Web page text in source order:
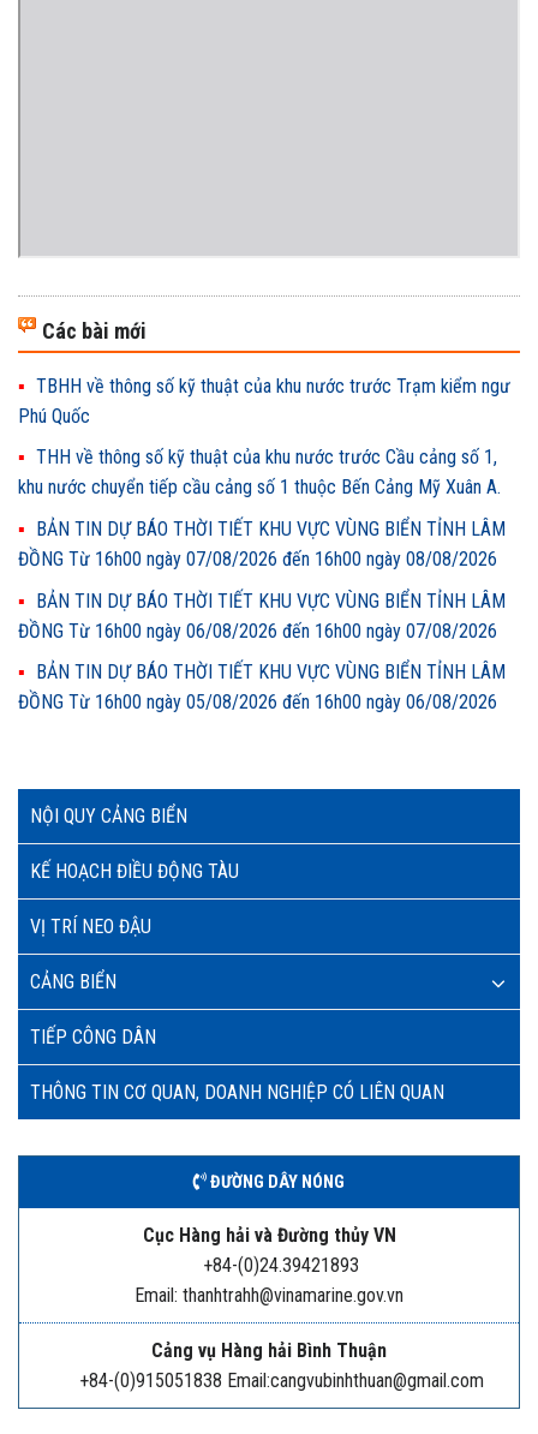
NỘI QUY CẢNG BIỂN
KẾ HOẠCH ĐIỀU ĐỘNG TÀU
VỊ TRÍ NEO ĐẬU
CẢNG BIỂN
TIẾP CÔNG DÂN
THÔNG TIN CƠ QUAN, DOANH NGHIỆP CÓ LIÊN QUAN
ĐƯỜNG DÂY NÓNG
Cục Hàng hải và Đường thủy VN
+84-(0)24.39421893
Email: thanhtrahh@vinamarine.gov.vn
Cảng vụ Hàng hải Bình Thuận
+84-(0)915051838 Email:cangvubinhthuan@gmail.com
Các bài mới
TBHH về thông số kỹ thuật của khu nước trước Trạm kiểm ngư
Phú Quốc
THH về thông số kỹ thuật của khu nước trước Cầu cảng số 1,
khu nước chuyển tiếp cầu cảng số 1 thuộc Bến Cảng Mỹ Xuân A.
BẢN TIN DỰ BÁO THỜI TIẾT KHU VỰC VÙNG BIỂN TỈNH LÂM
ĐỒNG Từ 16h00 ngày 07/08/2026 đến 16h00 ngày 08/08/2026
BẢN TIN DỰ BÁO THỜI TIẾT KHU VỰC VÙNG BIỂN TỈNH LÂM
ĐỒNG Từ 16h00 ngày 06/08/2026 đến 16h00 ngày 07/08/2026
BẢN TIN DỰ BÁO THỜI TIẾT KHU VỰC VÙNG BIỂN TỈNH LÂM
ĐỒNG Từ 16h00 ngày 05/08/2026 đến 16h00 ngày 06/08/2026